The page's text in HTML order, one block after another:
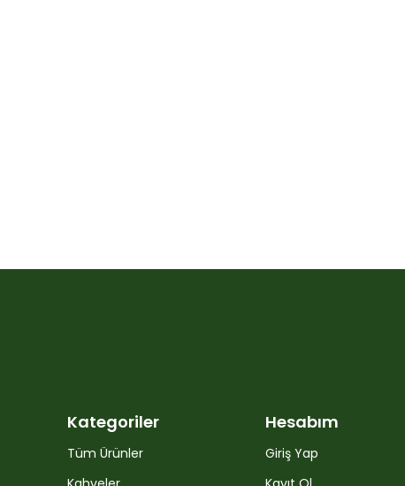
Kategoriler
Tüm Ürünler
Hesabım
Giriş Yap